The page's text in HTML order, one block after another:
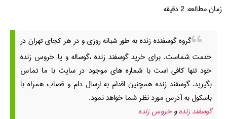
زمان مطالعه:2دقیقه
گروه گوسفنده زنده به طور شبانه روزی و در هر کجای تهران در
خدمت شماست. برای خرید گوسفند زنده ،گوساله و یا خروس زنده
خود تنها کافی است با شماره های موجود در سایت با ما تماس
بگیرید. گوسفند زنده همچنین اقدام به ارسال دام و قصاب همراه با
باسکول به آدرس مورد نظر شما خواهد نمود.
گوسفند زندهوخروس زنده